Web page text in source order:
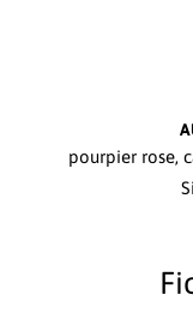
pourpier rose,